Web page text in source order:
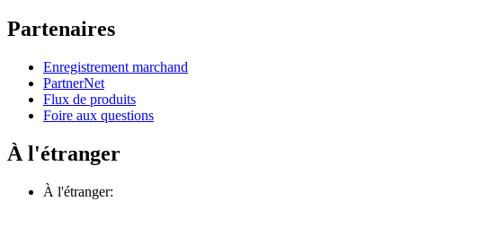
Partenaires
Enregistrement marchand
PartnerNet
Flux de produits
Foire aux questions
À l'étranger
À l'étranger: